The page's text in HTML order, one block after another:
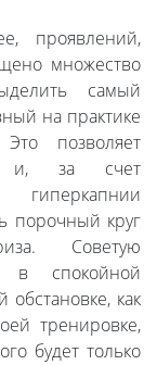
проявлений,
множество
самый
на практике
позволяет
и, за счет
гиперкапнии
порочный круг
Советую
в спокойной
обстановке, как
тренировке,
будет только